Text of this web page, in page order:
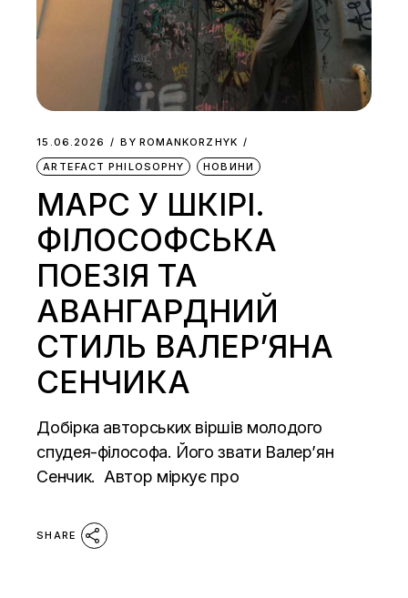
15.06.2026 BY ROMANKORZHYK
ARTEFACT PHILOSOPHY
НОВИНИ
МАРС У ШКІРІ.
ФІЛОСОФСЬКА
ПОЕЗІЯ ТА
АВАНГАРДНИЙ
СТИЛЬ ВАЛЕР’ЯНА
СЕНЧИКА
Добірка авторських віршів молодого
спудея-філософа. Його звати Валерʼян
Сенчик. Автор міркує про
SHARE